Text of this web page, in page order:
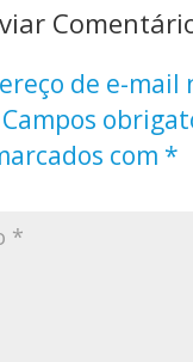
de e-mail
Campos
com *